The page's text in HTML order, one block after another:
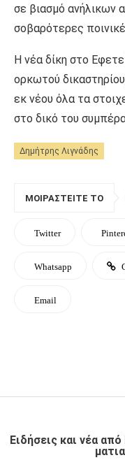
σε βιασμό ανήλικων
σοβαρότερες
Η νέα δίκη στο
ορκωτού
εκ νέου όλα τα
στο δικό του
Δημήτρης Λιγνάδης
ΜΟΙΡΑΣΤΕΊΤΕ ΤΟ
Twitter
Whatsapp
Email
Ειδήσεις και νέα